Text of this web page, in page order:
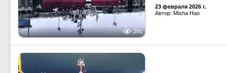
291
23 февраля 2026 г.
Автор: Misha Hao